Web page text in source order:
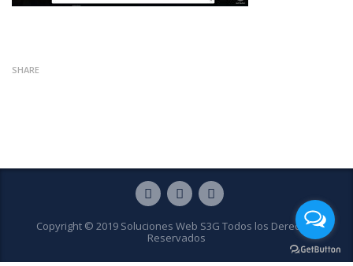
SHARE
Copyright © 2019 Soluciones Web S3G Todos los Derechos
Reservados